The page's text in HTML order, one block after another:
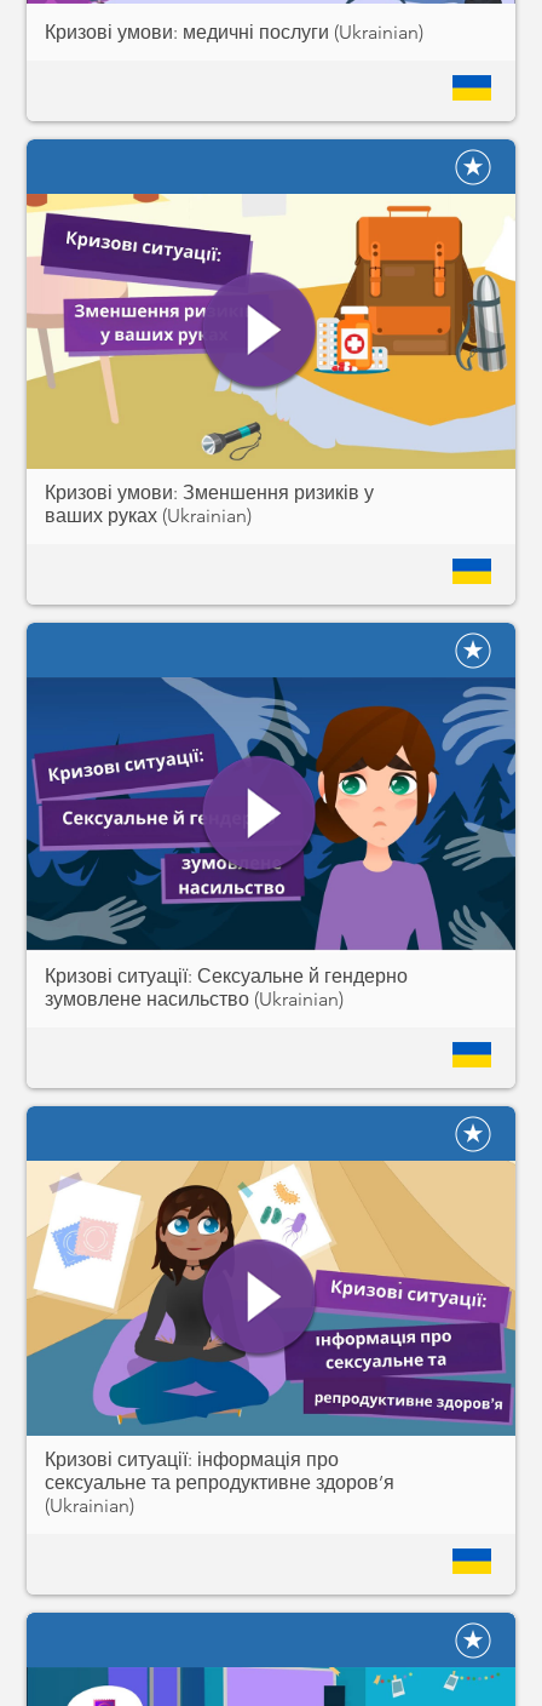
Кризові умови: медичні послуги (Ukrainian)
Кризові умови: Зменшення ризиків у
ваших руках (Ukrainian)
Кризові ситуації: Сексуальне й гендерно
зумовлене насильство (Ukrainian)
Кризові ситуації: інформація про
сексуальне та репродуктивне здоров’я
(Ukrainian)